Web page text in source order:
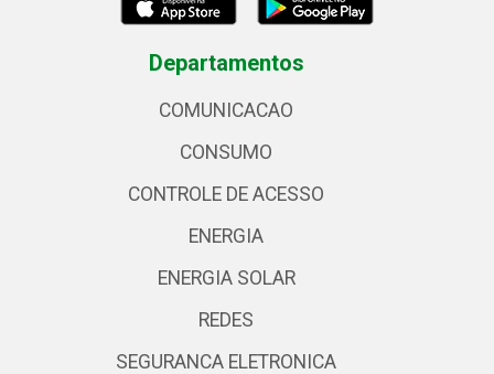
Departamentos
COMUNICACAO
CONSUMO
CONTROLE DE ACESSO
ENERGIA
ENERGIA SOLAR
REDES
SEGURANCA ELETRONICA